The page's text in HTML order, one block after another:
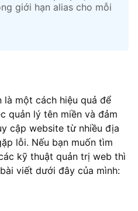
giới hạn alias cho mỗi
là một cách hiệu quả để
quản lý tên miền và đảm
cập website từ nhiều địa
lỗi. Nếu bạn muốn tìm
kỹ thuật quản trị web thì
viết dưới đây của mình: